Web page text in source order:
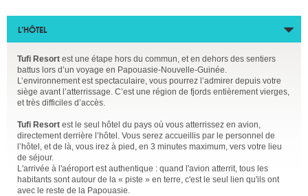
L’HÔTEL
Tufi Resort est une étape hors du commun, et en dehors des sentiers
battus lors d’un voyage en Papouasie-Nouvelle-Guinée.
L’environnement est spectaculaire, vous pourrez l’admirer depuis votre
siège avant l’atterrissage. C’est une région de fjords entièrement vierges,
et très difficiles d’accès.
Tufi Resort est le seul hôtel du pays où vous atterrissez en avion,
directement derrière l’hôtel. Vous serez accueillis par le personnel de
l’hôtel, et de là, vous irez à pied, en 3 minutes maximum, vers votre lieu
de séjour.
L'arrivée à l'aéroport est authentique : quand l'avion atterrit, tous les
habitants sont autour de la « piste » en terre, c'est le seul lien qu'ils ont
avec le reste de la Papouasie.